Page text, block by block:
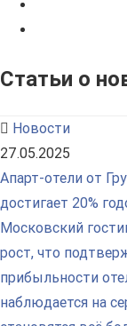
Статьи о
Новости
27.05.2025
Апарт-отели от
достигает 20%
Московский
рост, что
прибыльности
наблюдается на